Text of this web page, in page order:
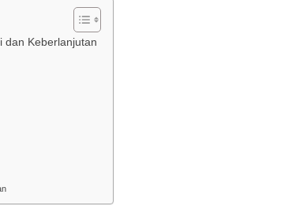
dan Keberlanjutan